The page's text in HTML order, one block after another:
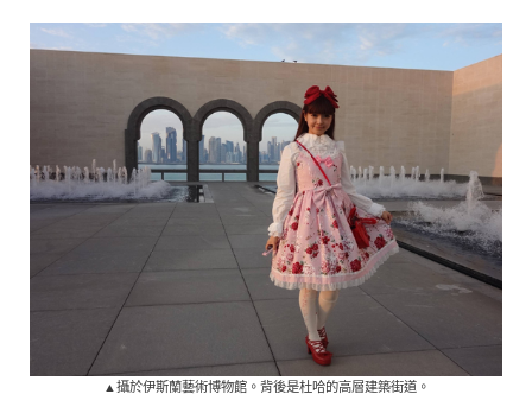
▲攝於伊斯蘭藝術博物館。背後是杜哈的高層建築街道。